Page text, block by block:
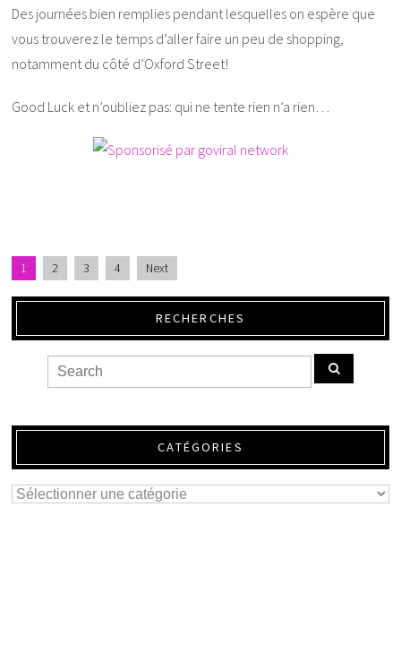
Des journées bien remplies pendant lesquelles on espère que
vous trouverez le temps d’aller faire un peu de shopping,
notamment du côté d’Oxford Street!
Good Luck et n’oubliez pas: qui ne tente rien n’a rien…
1 2 3 4 Next
RECHERCHES
CATÉGORIES